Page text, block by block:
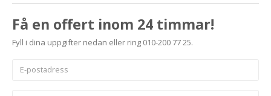
Få en offert inom 24 timmar!
Fyll i dina uppgifter nedan eller ring 010-200 77 25.